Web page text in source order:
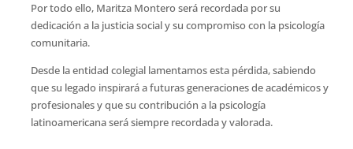
Por todo ello, Maritza Montero será recordada por su
dedicación a la justicia social y su compromiso con la psicología
comunitaria.
Desde la entidad colegial lamentamos esta pérdida, sabiendo
que su legado inspirará a futuras generaciones de académicos y
profesionales y que su contribución a la psicología
latinoamericana será siempre recordada y valorada.